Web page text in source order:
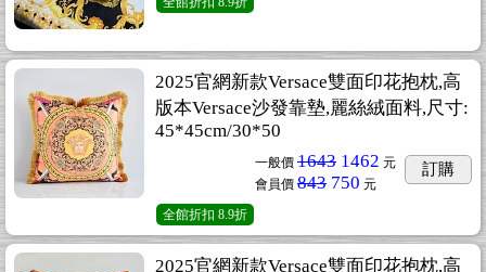
2025官網新款Versace雙面印花抱枕,高
版本Versace沙發靠墊,麗絲絨面料,尺寸:
45*45cm/30*50
一般價 1643 1462 元
會員價 843 750 元
訂購
全館折扣 8.9折
2025官網新款Versace雙面印花抱枕,高